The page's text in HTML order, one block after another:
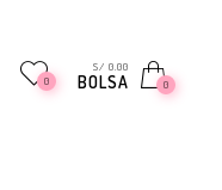
0
S/ 0.00
BOLSA 0